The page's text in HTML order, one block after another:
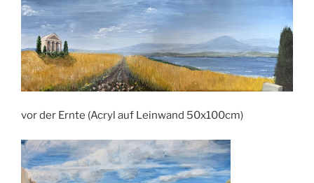
vor der Ernte (Acryl auf Leinwand 50x100cm)